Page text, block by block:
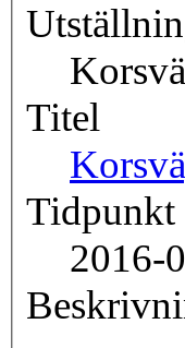
Titel
Tidpunkt
2016-